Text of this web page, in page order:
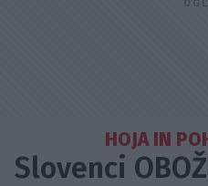
HOJA IN
Slovenci